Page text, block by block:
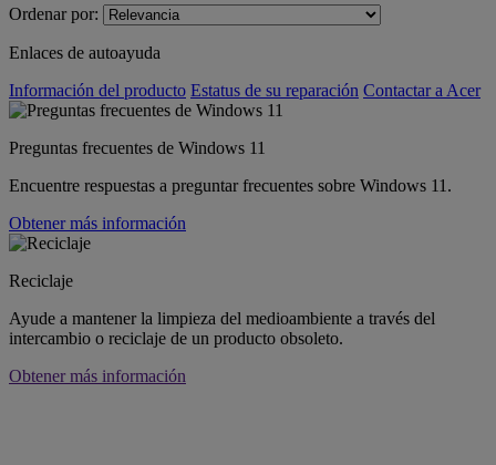
Ordenar por:
Enlaces de autoayuda
Información del producto Estatus de su reparación Contactar a Acer
Preguntas frecuentes de Windows 11
Encuentre respuestas a preguntar frecuentes sobre Windows 11.
Obtener más información
Reciclaje
Ayude a mantener la limpieza del medioambiente a través del
intercambio o reciclaje de un producto obsoleto.
Obtener más información